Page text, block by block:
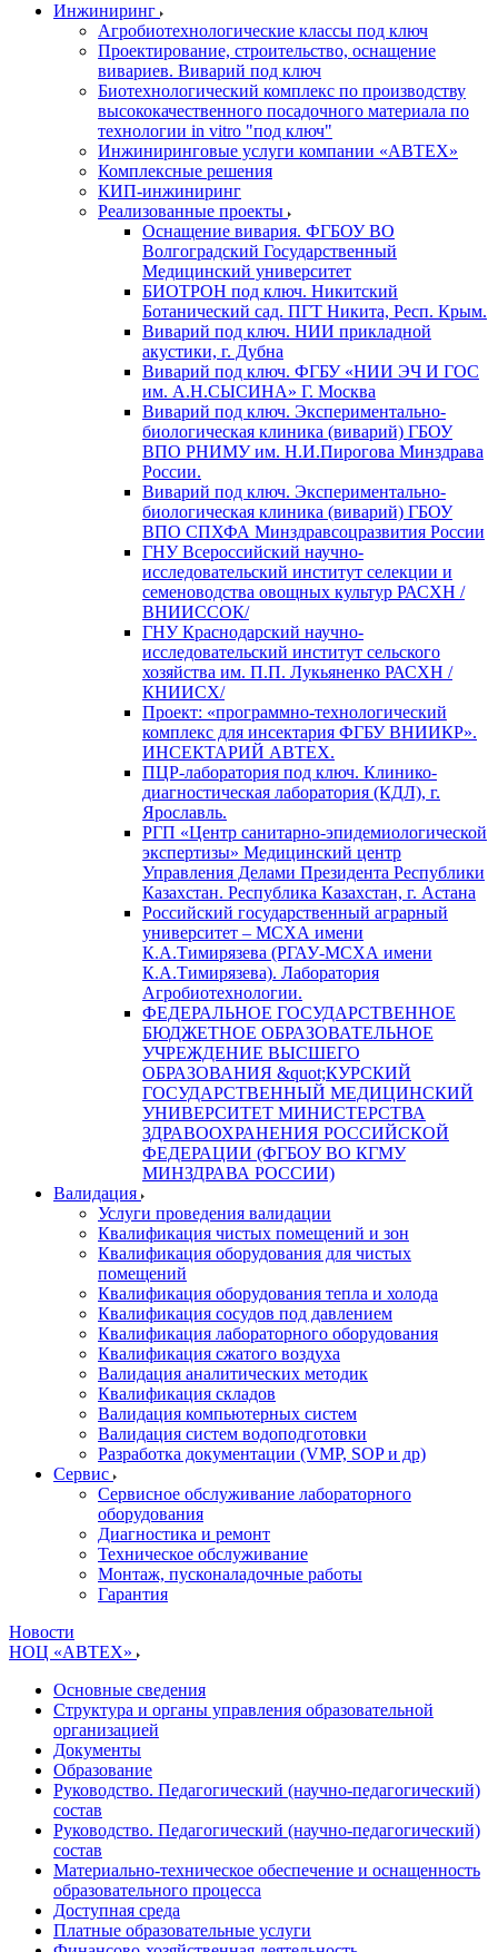
Инжиниринг
Агробиотехнологические классы под ключ
Проектирование, строительство, оснащение
вивариев. Виварий под ключ
Биотехнологический комплекс по производству
высококачественного посадочного материала по
технологии in vitro "под ключ"
Инжиниринговые услуги компании «АВТЕХ»
Комплексные решения
КИП-инжиниринг
Реализованные проекты
Оснащение вивария. ФГБОУ ВО
Волгоградский Государственный
Медицинский университет
БИОТРОН под ключ. Никитский
Ботанический сад. ПГТ Никита, Респ. Крым.
Виварий под ключ. НИИ прикладной
акустики, г. Дубна
Виварий под ключ. ФГБУ «НИИ ЭЧ И ГОС
им. А.Н.СЫСИНА» Г. Москва
Виварий под ключ. Экспериментально-
биологическая клиника (виварий) ГБОУ
ВПО РНИМУ им. Н.И.Пирогова Минздрава
России.
Виварий под ключ. Экспериментально-
биологическая клиника (виварий) ГБОУ
ВПО СПХФА Минздравсоцразвития России
ГНУ Всероссийский научно-
исследовательский институт селекции и
семеноводства овощных культур РАСХН /
ВНИИССОК/
ГНУ Краснодарский научно-
исследовательский институт сельского
хозяйства им. П.П. Лукьяненко РАСХН /
КНИИСХ/
Проект: «программно-технологический
комплекс для инсектария ФГБУ ВНИИКР».
ИНСЕКТАРИЙ АВТЕХ.
ПЦР-лаборатория под ключ. Клинико-
диагностическая лаборатория (КДЛ), г.
Ярославль.
РГП «Центр санитарно-эпидемиологической
экспертизы» Медицинский центр
Управления Делами Президента Республики
Казахстан. Республика Казахстан, г. Астана
Российский государственный аграрный
университет – МСХА имени
К.А.Тимирязева (РГАУ-МСХА имени
К.А.Тимирязева). Лаборатория
Агробиотехнологии.
ФЕДЕРАЛЬНОЕ ГОСУДАРСТВЕННОЕ
БЮДЖЕТНОЕ ОБРАЗОВАТЕЛЬНОЕ
УЧРЕЖДЕНИЕ ВЫСШЕГО
ОБРАЗОВАНИЯ &quot;КУРСКИЙ
ГОСУДАРСТВЕННЫЙ МЕДИЦИНСКИЙ
УНИВЕРСИТЕТ МИНИСТЕРСТВА
ЗДРАВООХРАНЕНИЯ РОССИЙСКОЙ
ФЕДЕРАЦИИ (ФГБОУ ВО КГМУ
МИНЗДРАВА РОССИИ)
Валидация
Услуги проведения валидации
Квалификация чистых помещений и зон
Квалификация оборудования для чистых
помещений
Квалификация оборудования тепла и холода
Квалификация сосудов под давлением
Квалификация лабораторного оборудования
Квалификация сжатого воздуха
Валидация аналитических методик
Квалификация складов
Валидация компьютерных систем
Валидация систем водоподготовки
Разработка документации (VMP, SOP и др)
Cервис
Сервисное обслуживание лабораторного
оборудования
Диагностика и ремонт
Техническое обслуживание
Монтаж, пусконаладочные работы
Гарантия
Новости
НОЦ «АВТЕХ»
Основные сведения
Структура и органы управления образовательной
организацией
Документы
Образование
Руководство. Педагогический (научно-педагогический)
состав
Руководство. Педагогический (научно-педагогический)
состав
Материально-техническое обеспечение и оснащенность
образовательного процесса
Доступная среда
Платные образовательные услуги